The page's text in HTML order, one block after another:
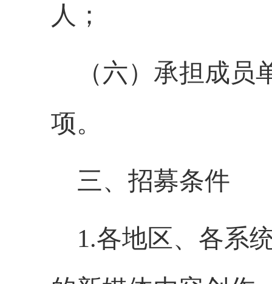
人；
（六）承担成员
项。
三、 招募条件
1.各地区、各系